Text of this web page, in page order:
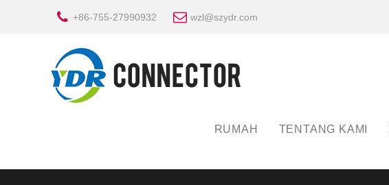
+86-755-27990932 wzl@szydr.com
RUMAH TENTANG KAMI